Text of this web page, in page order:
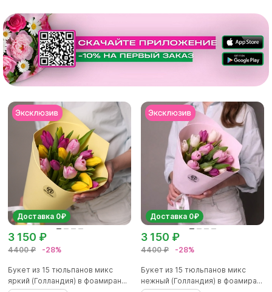
Доставка 0₽
4400 ₽ -28%
3 150 ₽
Букет из 15 тюльпанов микс
яркий (Голландия) в фоамиран...
Доставка 0₽
4400 ₽ -28%
3 150 ₽
Букет из 15 тюльпанов микс
нежный (Голландия) в фоамира...